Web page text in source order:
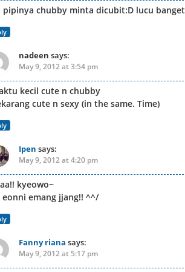
pipinya chubby minta dicubit:D lucu
nadeen says:
May 9, 2012 at 3:54 pm
kecil cute n chubby
cute n sexy (in the same. Time)
Ipen says:
May 9, 2012 at 4:20 pm
kyeowo~
eonni emang jjang!! ^^/
Fanny riana says:
May 9, 2012 at 5:17 pm